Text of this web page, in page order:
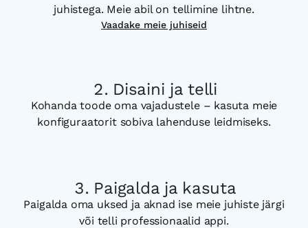
juhistega. Meie abil on tellimine lihtne.
Vaadake meie juhiseid
Disaini ja telli
Kohanda toode oma vajadustele – kasuta meie
konfiguraatorit sobiva lahenduse leidmiseks.
Paigalda ja kasuta
Paigalda oma uksed ja aknad ise meie juhiste järgi
või telli professionaalid appi.